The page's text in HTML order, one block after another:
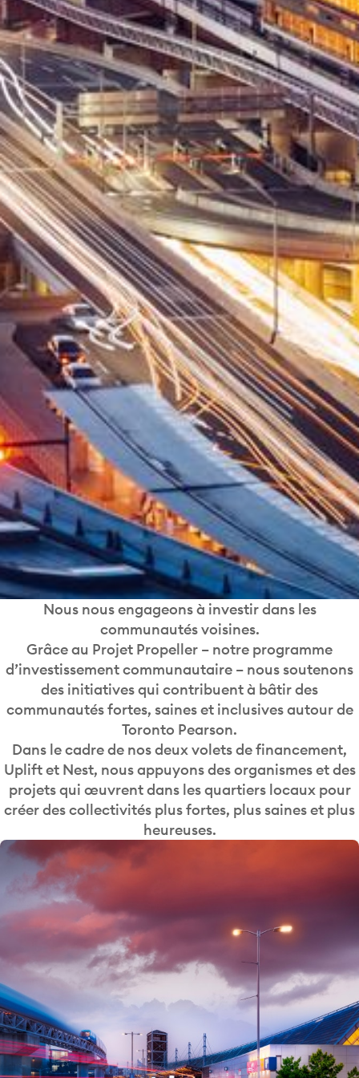
Nous nous engageons à investir dans les
communautés voisines.
Grâce au Projet Propeller – notre programme
d’investissement communautaire – nous soutenons
des initiatives qui contribuent à bâtir des
communautés fortes, saines et inclusives autour de
Toronto Pearson.
Dans le cadre de nos deux volets de financement,
Uplift et Nest, nous appuyons des organismes et des
projets qui œuvrent dans les quartiers locaux pour
créer des collectivités plus fortes, plus saines et plus
heureuses.